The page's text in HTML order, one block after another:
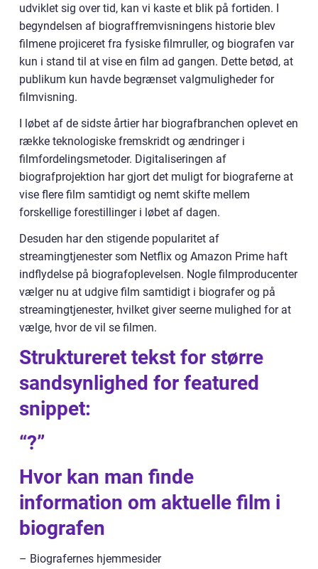
udviklet sig over tid, kan vi kaste et blik på fortiden. I
begyndelsen af biograffremvisningens historie blev
filmene projiceret fra fysiske filmruller, og biografen var
kun i stand til at vise en film ad gangen. Dette betød, at
publikum kun havde begrænset valgmuligheder for
filmvisning.
I løbet af de sidste årtier har biografbranchen oplevet en
række teknologiske fremskridt og ændringer i
filmfordelingsmetoder. Digitaliseringen af
biografprojektion har gjort det muligt for biograferne at
vise flere film samtidigt og nemt skifte mellem
forskellige forestillinger i løbet af dagen.
Desuden har den stigende popularitet af
streamingtjenester som Netflix og Amazon Prime haft
indflydelse på biografoplevelsen. Nogle filmproducenter
vælger nu at udgive film samtidigt i biografer og på
streamingtjenester, hvilket giver seerne mulighed for at
vælge, hvor de vil se filmen.
Struktureret tekst for større
sandsynlighed for featured
snippet:
“?”
Hvor kan man finde
information om aktuelle film i
biografen
– Biografernes hjemmesider